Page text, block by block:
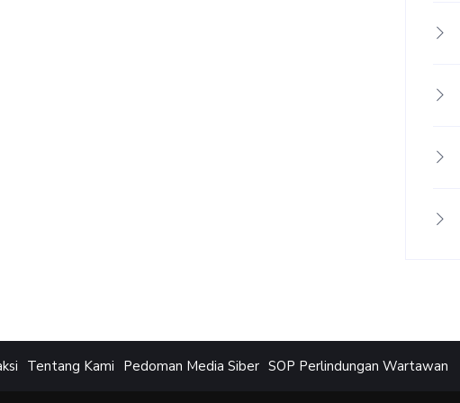
Tentang Kami Pedoman Media Siber SOP Perlindungan Wartawan